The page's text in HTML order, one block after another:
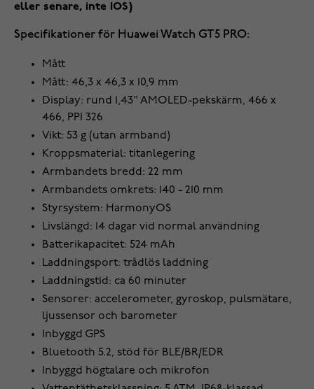
eller senare, inte IOS)
Specifikationer för Huawei Watch GT5 PRO:
Mått
Mått: 46,3 x 46,3 x 10,9 mm
Display: rund 1,43" AMOLED-pekskärm, 466 x
466, PPI 326
Vikt: 53 g (utan armband)
Kroppsmaterial: titanlegering
Armbandets bredd: 22 mm
Armbandets omkrets: 140 - 210 mm
Styrsystem: HarmonyOS
Livslängd: 14 dagar vid normal användning
Batterikapacitet: 524 mAh
Laddningsport: trådlös laddning
Laddningstid: ca 60 minuter
Sensorer: accelerometer, gyroskop, pulsmätare,
ljussensor och barometer
Inbyggd GPS
Bluetooth 5.2, stöd för BLE/BR/EDR
Inbyggd högtalare och mikrofon